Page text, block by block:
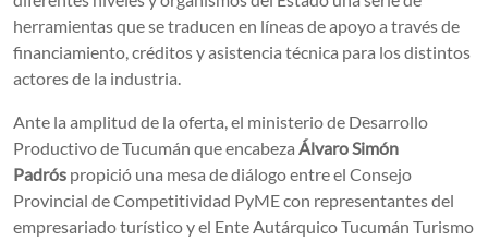
herramientas que se traducen en líneas de apoyo a través de
financiamiento, créditos y asistencia técnica para los distintos
actores de la industria.
Ante la amplitud de la oferta, el ministerio de Desarrollo
Productivo de Tucumán que encabeza Álvaro Simón
Padrós propició una mesa de diálogo entre el Consejo
Provincial de Competitividad PyME con representantes del
empresariado turístico y el Ente Autárquico Tucumán Turismo